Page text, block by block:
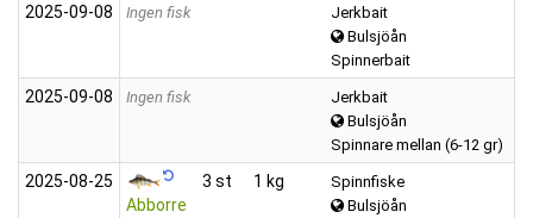
2025‑09‑08 Ingen fisk
Jerkbait
Bulsjöån
Spinnerbait
2025‑09‑08 Ingen fisk
Jerkbait
Bulsjöån
Spinnare mellan (6-12 gr)
2025‑08‑25
Abborre
3 st 1 kg
Spinnfiske
Bulsjöån